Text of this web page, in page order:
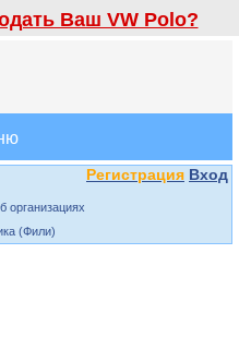
Ваш VW Polo?
Регистрация Вход
организациях
(Фили)